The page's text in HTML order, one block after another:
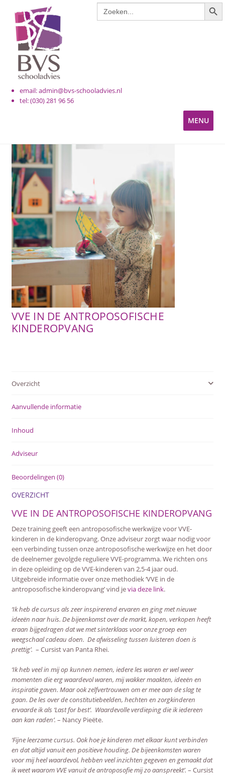
Zoek
naar:
Ga
door
naar
navigatie
Ga
naar
de
inhoud
email: admin@bvs-schooladvies.nl
tel: (030) 281 96 56
MENU
KINDEROPVANG
PRIMAIR ONDERWIJS
VOORTGEZET ONDERWIJS
AFSTANDSONDERWIJS
WEBWINKEL
OVER ONS
VVE IN DE ANTROPOSOFISCHE
KINDEROPVANG
Overzicht
Aanvullende informatie
Inhoud
Adviseur
Beoordelingen (0)
OVERZICHT
VVE IN DE ANTROPOSOFISCHE KINDEROPVANG
Deze training geeft een antroposofische werkwijze voor VVE-
kinderen in de kinderopvang. Onze adviseur zorgt waar nodig voor
een verbinding tussen onze antroposofische werkwijze en het door
de deelnemer gevolgde reguliere VVE-programma. We richten ons
in deze opleiding op de VVE-kinderen van 2,5-4 jaar oud.
Uitgebreide informatie over onze methodiek ‘VVE in de
antroposofische kinderopvang’ vind jevia deze link.
‘Ik heb de cursus als zeer inspirerend ervaren en ging met nieuwe
ideeën naar huis. De bijeenkomst over de markt, kopen, verkopen heeft
eraan bijgedragen dat we met sinterklaas voor onze groep een
weegschaal cadeau doen. De afwisseling tussen luisteren doen is
prettig’. – Cursist van Panta Rhei.
‘Ik heb veel in mij op kunnen nemen, iedere les waren er wel weer
momenten die erg waardevol waren, mij wakker maakten, ideeën en
inspiratie gaven. Maar ook zelfvertrouwen om er mee aan de slag te
gaan. De les over de constitutiebeelden, hechten en zorgkinderen
ervaarde ik als ‘Last for best’. Waardevolle verdieping die ik iedereen
aan kan raden’. – Nancy Pieëte.
‘Fijne leerzame cursus. Ook hoe je kinderen met elkaar kunt verbinden
en dat altijd vanuit een positieve houding. De bijeenkomsten waren
voor mij heel waardevol, hebben veel inzichten gegeven en gemaakt dat
ik weet waarom VVE vanuit de antroposofie mij zo aanspreekt’. – Cursist